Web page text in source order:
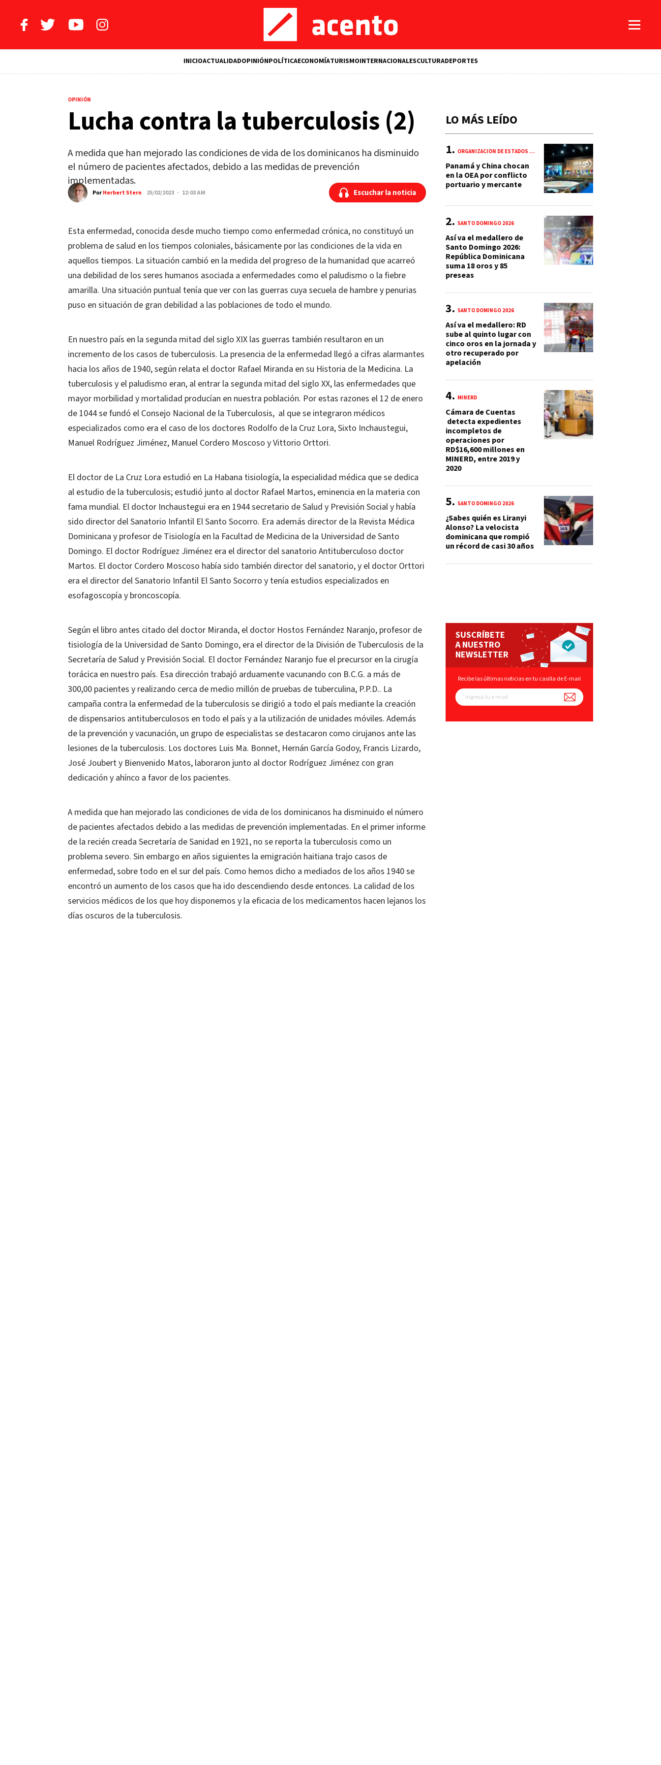
INICIOACTUALIDADOPINIÓNPOLÍTICAECONOMÍATURISMOINTERNACIONALESCULTURADEPORTES
OPINIÓN
Lucha contra la tuberculosis (2)
A medida que han mejorado las condiciones de vida de los dominicanos ha disminuido
el número de pacientes afectados, debido a las medidas de prevención
implementadas.
PorHerbert Stern 25/02/2023 · 12:03 AM Escuchar la noticia
Escuchar la noticia
Esta enfermedad, conocida desde mucho tiempo como enfermedad crónica, no constituyó un
problema de salud en los tiempos coloniales, básicamente por las condiciones de la vida en
aquellos tiempos. La situación cambió en la medida del progreso de la humanidad que acarreó
una debilidad de los seres humanos asociada a enfermedades como el paludismo o la fiebre
amarilla. Una situación puntual tenía que ver con las guerras cuya secuela de hambre y penurias
puso en situación de gran debilidad a las poblaciones de todo el mundo.
En nuestro país en la segunda mitad del siglo XIX las guerras también resultaron en un
incremento de los casos de tuberculosis. La presencia de la enfermedad llegó a cifras alarmantes
hacia los años de 1940, según relata el doctor Rafael Miranda en su Historia de la Medicina. La
tuberculosis y el paludismo eran, al entrar la segunda mitad del siglo XX, las enfermedades que
mayor morbilidad y mortalidad producían en nuestra población. Por estas razones el 12 de enero
de 1044 se fundó el Consejo Nacional de la Tuberculosis, al que se integraron médicos
especializados como era el caso de los doctores Rodolfo de la Cruz Lora, Sixto Inchaustegui,
Manuel Rodríguez Jiménez, Manuel Cordero Moscoso y Vittorio Orttori.
El doctor de La Cruz Lora estudió en La Habana tisiología, la especialidad médica que se dedica
al estudio de la tuberculosis; estudió junto al doctor Rafael Martos, eminencia en la materia con
fama mundial. El doctor Inchaustegui era en 1944 secretario de Salud y Previsión Social y había
sido director del Sanatorio Infantil El Santo Socorro. Era además director de la Revista Médica
Dominicana y profesor de Tisiología en la Facultad de Medicina de la Universidad de Santo
Domingo. El doctor Rodríguez Jiménez era el director del sanatorio Antituberculoso doctor
Martos. El doctor Cordero Moscoso había sido también director del sanatorio, y el doctor Orttori
era el director del Sanatorio Infantil El Santo Socorro y tenía estudios especializados en
esofagoscopía y broncoscopía.
Según el libro antes citado del doctor Miranda, el doctor Hostos Fernández Naranjo, profesor de
tisiología de la Universidad de Santo Domingo, era el director de la División de Tuberculosis de la
Secretaría de Salud y Previsión Social. El doctor Fernández Naranjo fue el precursor en la cirugía
torácica en nuestro país. Esa dirección trabajó arduamente vacunando con B.C.G. a más de
300,00 pacientes y realizando cerca de medio millón de pruebas de tuberculina, P.P.D.. La
campaña contra la enfermedad de la tuberculosis se dirigió a todo el país mediante la creación
de dispensarios antituberculosos en todo el país y a la utilización de unidades móviles. Además
de la prevención y vacunación, un grupo de especialistas se destacaron como cirujanos ante las
lesiones de la tuberculosis. Los doctores Luis Ma. Bonnet, Hernán García Godoy, Francis Lizardo,
José Joubert y Bienvenido Matos, laboraron junto al doctor Rodríguez Jiménez con gran
dedicación y ahínco a favor de los pacientes.
A medida que han mejorado las condiciones de vida de los dominicanos ha disminuido el número
de pacientes afectados debido a las medidas de prevención implementadas. En el primer informe
de la recién creada Secretaría de Sanidad en 1921, no se reporta la tuberculosis como un
problema severo. Sin embargo en años siguientes la emigración haitiana trajo casos de
enfermedad, sobre todo en el sur del país. Como hemos dicho a mediados de los años 1940 se
encontró un aumento de los casos que ha ido descendiendo desde entonces. La calidad de los
servicios médicos de los que hoy disponemos y la eficacia de los medicamentos hacen lejanos los
días oscuros de la tuberculosis.
LO MÁS LEÍDO
ORGANIZACIÓN DE ESTADOS AMERICANOS (OEA)
Panamá y China chocan
en la OEA por conflicto
portuario y mercante
SANTO DOMINGO 2026
Así va el medallero de
Santo Domingo 2026:
República Dominicana
suma 18 oros y 85
preseas
SANTO DOMINGO 2026
Así va el medallero: RD
sube al quinto lugar con
cinco oros en la jornada y
otro recuperado por
apelación
MINERD
Cámara de Cuentas
detecta expedientes
incompletos de
operaciones por
RD$16,600 millones en
MINERD, entre 2019 y
2020
SANTO DOMINGO 2026
¿Sabes quién es Liranyi
Alonso? La velocista
dominicana que rompió
un récord de casi 30 años
SUSCRÍBETE
A NUESTRO
NEWSLETTER
Recibe las últimas noticias en tu casilla de E-mail